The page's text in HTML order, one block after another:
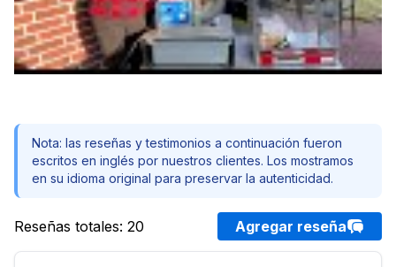
Nota: las reseñas y testimonios a continuación fueron
escritos en inglés por nuestros clientes. Los mostramos
en su idioma original para preservar la autenticidad.
Reseñas totales: 20 Agregar reseña